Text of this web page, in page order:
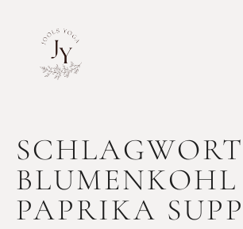
BLUMENKOHL
PAPRIKA